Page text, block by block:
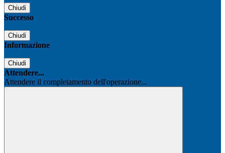
Chiudi
Successo
Chiudi
Informazione
Chiudi
Attendere...
Attendere il completamento dell'operazione...